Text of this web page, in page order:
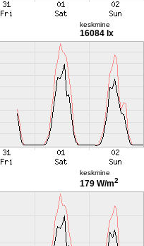
keskmine
16084 lx
keskmine
179 W/m2